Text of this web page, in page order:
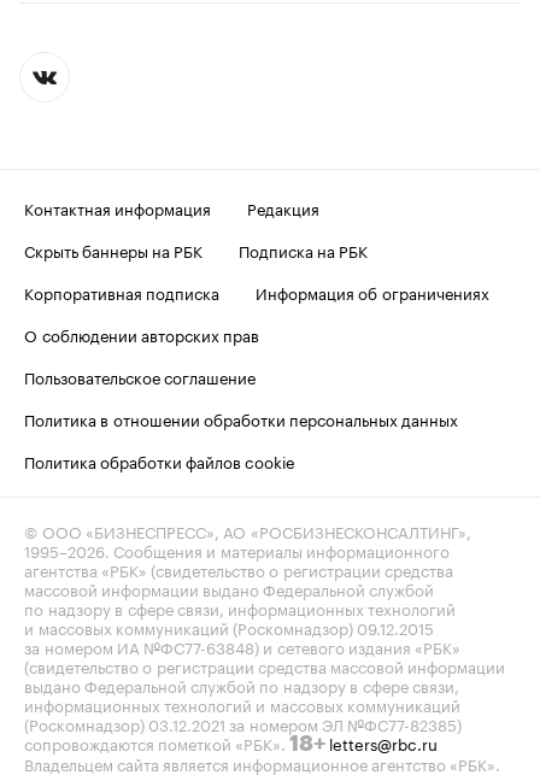
Контактная информация
Редакция
Скрыть баннеры на РБК
Подписка на РБК
Корпоративная подписка
Информация об ограничениях
О соблюдении авторских прав
Пользовательское соглашение
Политика в отношении обработки персональных данных
Политика обработки файлов cookie
© ООО «БИЗНЕСПРЕСС», АО «РОСБИЗНЕСКОНСАЛТИНГ»,
1995–2026. Сообщения и материалы информационного
агентства «РБК» (свидетельство о регистрации средства
массовой информации выдано Федеральной службой
по надзору в сфере связи, информационных технологий
и массовых коммуникаций (Роскомнадзор) 09.12.2015
за номером ИА №ФС77-63848) и сетевого издания «РБК»
(свидетельство о регистрации средства массовой информации
выдано Федеральной службой по надзору в сфере связи,
информационных технологий и массовых коммуникаций
(Роскомнадзор) 03.12.2021 за номером ЭЛ №ФС77-82385)
сопровождаются пометкой «РБК». 18+ letters@rbc.ru
Владельцем сайта является информационное агентство «РБК».